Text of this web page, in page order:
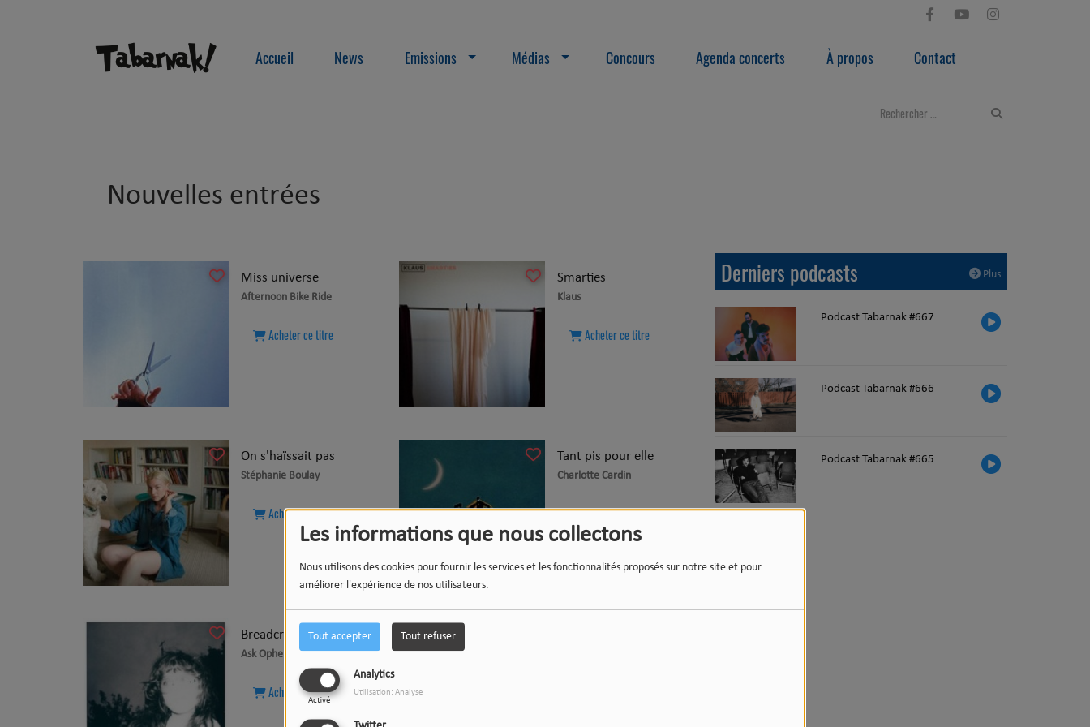
Les informations que nous collectons
Nous utilisons des cookies pour fournir les services et les fonctionnalités proposés sur notre site et pour
améliorer l'expérience de nos utilisateurs.
Tout accepter Tout refuser
Analytics
Activé
Utilisation: Analyse
Accueil News Emissions Médias Concours Agenda concerts À propos Contact
Nouvelles entrées
Miss universe
Afternoon Bike Ride
Acheter ce titre
Smarties
Klaus
Acheter ce titre
On s'haïssait pas
Stéphanie Boulay
Acheter ce titre
Tant pis pour elle
Charlotte Cardin
Acheter ce titre
Breadcrumbs
Ask Ophelia
Acheter ce titre
Plus
Derniers podcasts
Podcast Tabarnak #667
Podcast Tabarnak #666
Podcast Tabarnak #665